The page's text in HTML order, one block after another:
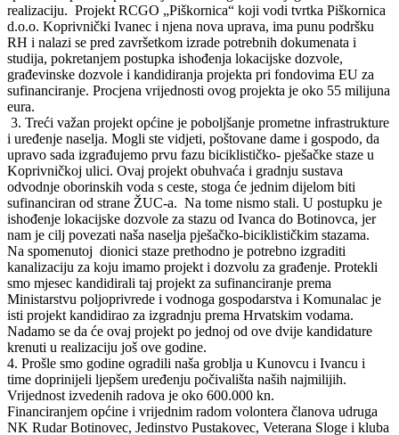
realizaciju. Projekt RCGO „Piškornica“ koji vodi tvrtka Piškornica
d.o.o. Koprivnički Ivanec i njena nova uprava, ima punu podršku
RH i nalazi se pred završetkom izrade potrebnih dokumenata i
studija, pokretanjem postupka ishođenja lokacijske dozvole,
građevinske dozvole i kandidiranja projekta pri fondovima EU za
sufinanciranje. Procjena vrijednosti ovog projekta je oko 55 milijuna
eura.
3. Treći važan projekt općine je poboljšanje prometne infrastrukture
i uređenje naselja. Mogli ste vidjeti, poštovane dame i gospodo, da
upravo sada izgrađujemo prvu fazu biciklističko- pješačke staze u
Koprivničkoj ulici. Ovaj projekt obuhvaća i gradnju sustava
odvodnje oborinskih voda s ceste, stoga će jednim dijelom biti
sufinanciran od strane ŽUC-a. Na tome nismo stali. U postupku je
ishođenje lokacijske dozvole za stazu od Ivanca do Botinovca, jer
nam je cilj povezati naša naselja pješačko-biciklističkim stazama.
Na spomenutoj dionici staze prethodno je potrebno izgraditi
kanalizaciju za koju imamo projekt i dozvolu za građenje. Protekli
smo mjesec kandidirali taj projekt za sufinanciranje prema
Ministarstvu poljoprivrede i vodnoga gospodarstva i Komunalac je
isti projekt kandidirao za izgradnju prema Hrvatskim vodama.
Nadamo se da će ovaj projekt po jednoj od ove dvije kandidature
krenuti u realizaciju još ove godine.
4. Prošle smo godine ogradili naša groblja u Kunovcu i Ivancu i
time doprinijeli ljepšem uređenju počivališta naših najmilijih.
Vrijednost izvedenih radova je oko 600.000 kn.
Financiranjem općine i vrijednim radom volontera članova udruga
NK Rudar Botinovec, Jedinstvo Pustakovec, Veterana Sloge i kluba